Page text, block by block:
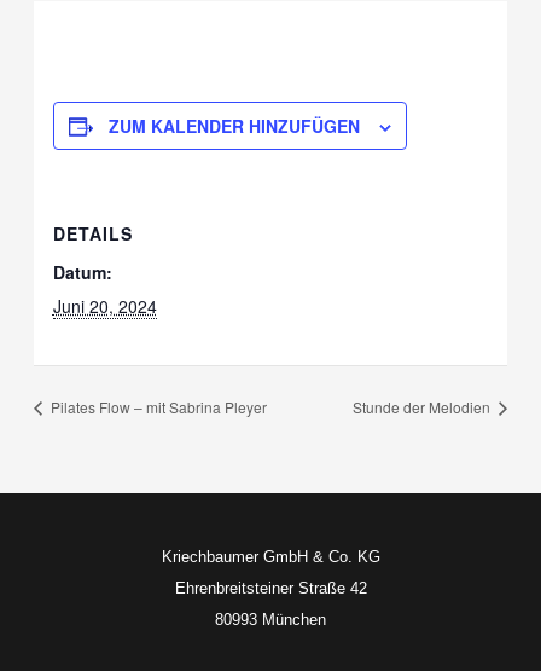
ZUM KALENDER HINZUFÜGEN
DETAILS
Datum:
Juni 20, 2024
Pilates Flow – mit Sabrina Pleyer Stunde der Melodien
Kriechbaumer GmbH & Co. KG
Ehrenbreitsteiner Straße 42
80993 München